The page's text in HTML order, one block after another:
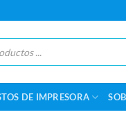
DE IMPRESORA